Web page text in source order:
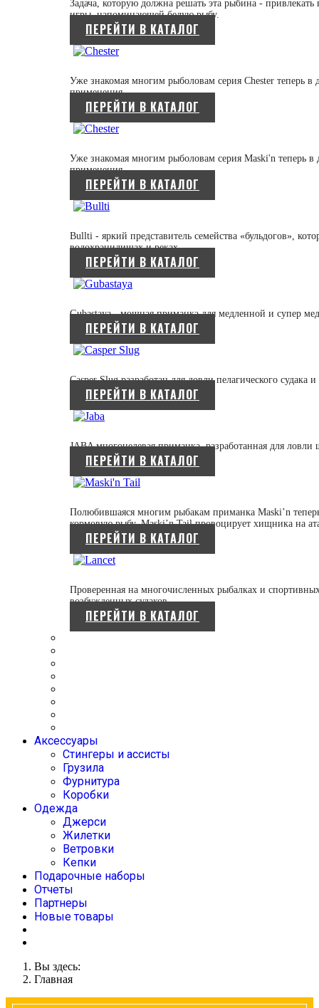
Задача, которую должна решать эта рыбина -
игры, напоминающей белую рыбу.
ПЕРЕЙТИ В КАТАЛОГ
Уже знакомая многим рыболовам серия Chester теперь
применения.
ПЕРЕЙТИ В КАТАЛОГ
Уже знакомая многим рыболовам серия Maski'n теперь
применения.
ПЕРЕЙТИ В КАТАЛОГ
Bullti - яркий представитель семейства «бульдогов»,
водохранилищах и реках.
ПЕРЕЙТИ В КАТАЛОГ
Gubastaya - мощная приманка для медленной и супер
ПЕРЕЙТИ В КАТАЛОГ
Casper Slug разработан для ловли пелагического судака
ПЕРЕЙТИ В КАТАЛОГ
JABA многоцелевая приманка, разработанная для ловли
ПЕРЕЙТИ В КАТАЛОГ
Полюбившаяся многим рыбакам приманка Maski’n
кормовую рыбу, Maski’n Tail провоцирует хищника на
ПЕРЕЙТИ В КАТАЛОГ
Проверенная на многочисленных рыбалках и
возбужденных судаков.
ПЕРЕЙТИ В КАТАЛОГ
Аксессуары
Стингеры и ассисты
Грузила
Фурнитура
Коробки
Одежда
Джерси
Жилетки
Ветровки
Кепки
Подарочные наборы
Отчеты
Партнеры
Новые товары
Вы здесь:
Главная